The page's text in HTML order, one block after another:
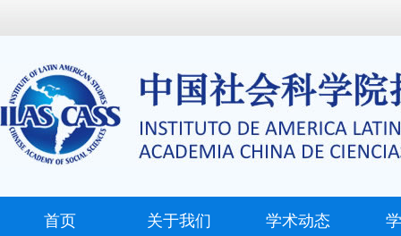
首页 关于我们 学术动态